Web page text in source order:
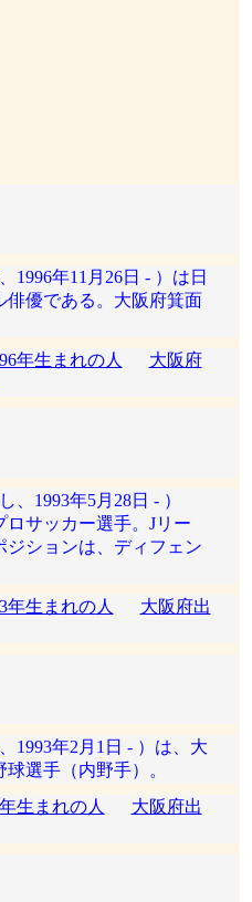
1996年11月26日 - ）は日
優である。大阪府箕面
年生まれの人
大阪府
1993年5月28日 - ）
サッカー選手。Jリー
ジションは、ディフェン
年生まれの人
大阪府出
1993年2月1日 - ）は、大
選手（内野手）。
生まれの人
大阪府出